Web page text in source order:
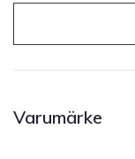
Varumärke